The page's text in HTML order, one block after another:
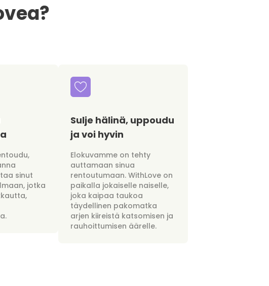
sinut
jotka
Sulje hälinä, uppoudu
ja voi hyvin
Elokuvamme on tehty
auttamaan sinua
rentoutumaan. WithLove on
paikalla jokaiselle naiselle,
joka kaipaa taukoa
täydellinen pakomatka
arjen kiireistä katsomisen ja
rauhoittumisen äärelle.